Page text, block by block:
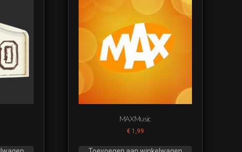
MAX Music
€1,99